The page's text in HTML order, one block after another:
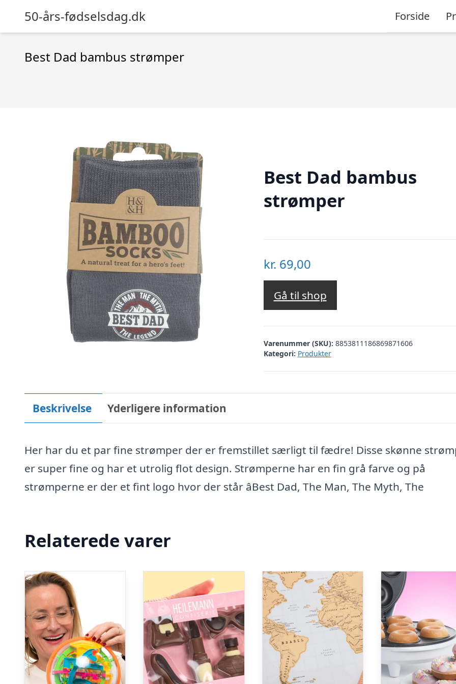
50-års-fødselsdag.dk Forside
Best Dad bambus strømper
Best Dad bambus
strømper
kr. 69,00
Gå til shop
Varenummer (SKU): 8853811186869871606
Kategori: Produkter
Beskrivelse Yderligere information
Her har du et par fine strømper der er fremstillet særligt til fædre! Disse skønne
er super fine og har et utrolig flot design. Strømperne har en fin grå farve og på
strømperne er der et fint logo hvor der står âBest Dad, The Man, The Myth, The
Relaterede varer